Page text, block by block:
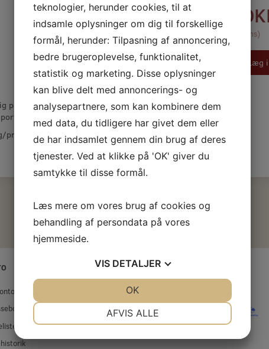
pap, som kan holde til større slitage, fx.
med sækkevogn, trillebør, palleløfter.
pr m2
62,00
u/Moms)
Læg
teknologier, herunder cookies, til at
indsamle oplysninger om dig til forskellige
formål, herunder: Tilpasning af annoncering,
bedre brugeroplevelse, funktionalitet,
statistik og marketing. Disse oplysninger
kan blive delt med annoncerings- og
analysepartnere, som kan kombinere dem
med data, du tidligere har givet dem eller
de har indsamlet gennem din brug af deres
tjenester. Ved at klikke på 'OK' giver du
samtykke til disse formål.
Læs mere om vores brug af cookies og
behandling af persondata på vores
hjemmeside.
VIS DETALJER
AFVIS ALLE
OK